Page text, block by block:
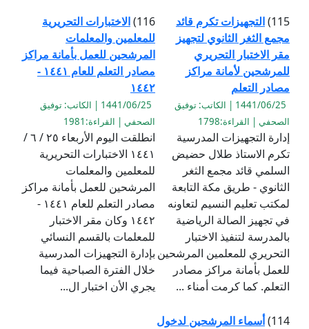
115) التجهيزات تكرم قائد
مجمع الثغر الثانوي لتجهيز
مقر الاختبار التحريري
للمرشحين لأمانة مراكز
مصادر التعلم
1441/06/25 | الكاتب: توفيق
الصحفي | القراءة:1798
إدارة التجهيزات المدرسية
تكرم الاستاذ طلال حضيض
السلمي قائد مجمع الثغر
الثانوي - طريق مكة التابعة
لمكتب تعليم النسيم لتعاونه
في تجهيز الصالة الرياضية
بالمدرسة لتنفيذ الاختبار
التحريري للمعلمين المرشحين
للعمل بأمانة مراكز مصادر
التعلم. كما كرمت أمناء ...
116) الاختبارات التحريرية
للمعلمين والمعلمات
المرشحين للعمل بأمانة مراكز
مصادر التعلم للعام ١٤٤١ -
١٤٤٢
1441/06/25 | الكاتب: توفيق
الصحفي | القراءة:1981
انطلقت اليوم الأربعاء ٢٥ / ٦ /
١٤٤١ الاختبارات التحريرية
للمعلمين والمعلمات
المرشحين للعمل بأمانة مراكز
مصادر التعلم للعام ١٤٤١ -
١٤٤٢ وكان مقر الاختبار
للمعلمات بالقسم النسائي
بإدارة التجهيزات المدرسية
خلال الفترة الصباحية فيما
يجري الأن اختبار ال...
114) أسماء المرشحين لدخول